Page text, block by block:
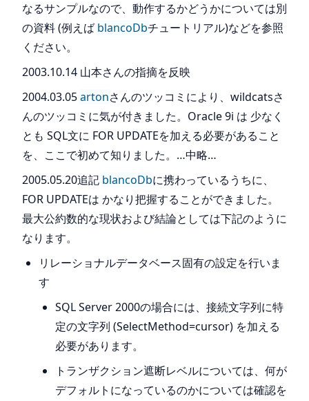
なるサンプルなので、動作するかどうかについては別
の資料 (例えば blancoDbチュートリアル)などを参照
ください。
2003.10.14 山本さんの指摘を反映
2004.03.05artonさんのツッコミにより、wildcatsさ
んのツッコミに気が付きました。Oracle 9i は 少なく
とも SQL文に FOR UPDATEを加える必要があること
を、ここで初めて知りました。…中略…
2005.05.20追記 blancoDbに携わっているうちに、
FOR UPDATEは かなり把握することができました。
最大公約数的な現状および結論としては下記のように
なります。
リレーショナルデータベース固有の設定を行いま
す
SQL Server 2000の場合には、接続文字列に特
定の文字列 (SelectMethod=cursor) を加える
必要があります。
トランザクション遮断レベルについては、何が
デフォルトになっているのかについては確認を